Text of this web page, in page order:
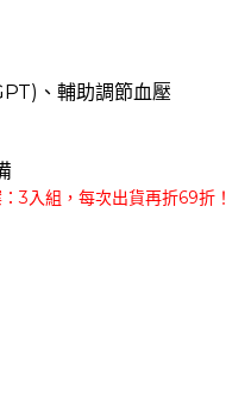
、輔助調節血壓
3入組，每次出貨再折69折！